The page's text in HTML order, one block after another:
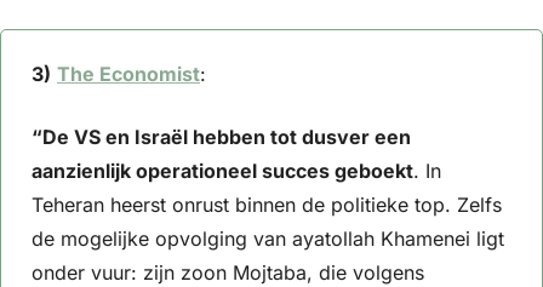
3) The Economist:
“De VS en Israël hebben tot dusver een
aanzienlijk operationeel succes geboekt. In
Teheran heerst onrust binnen de politieke top. Zelfs
de mogelijke opvolging van ayatollah Khamenei ligt
onder vuur: zijn zoon Mojtaba, die volgens